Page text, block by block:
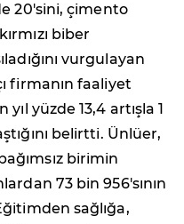
20'sini, çimento
biber
vurgulayan
firmanın faaliyet
yüzde 13,4 artışla 1
belirtti. Ünlüer,
birimin
73 bin 956'sının
sağlığa,